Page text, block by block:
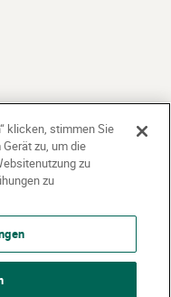
klicken, stimmen Sie
zu, um die
zu
zu